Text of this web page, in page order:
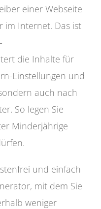
einer Webseite
im Internet. Das ist
die Inhalte für
Einstellungen und
auch nach
So legen Sie
Minderjährige
und einfach
mit dem Sie
weniger